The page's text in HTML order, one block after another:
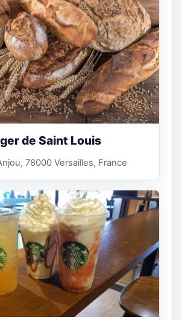
de Saint Louis
78000 Versailles, France